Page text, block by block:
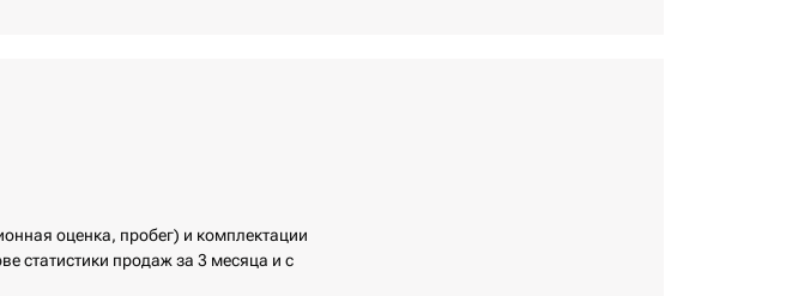
оценка, пробег) и комплектации
статистики продаж за 3 месяца и с